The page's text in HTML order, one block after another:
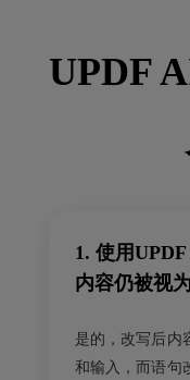
UPDF
1. 使用
内容仍被视
是的，改写后内
和输入，而语句